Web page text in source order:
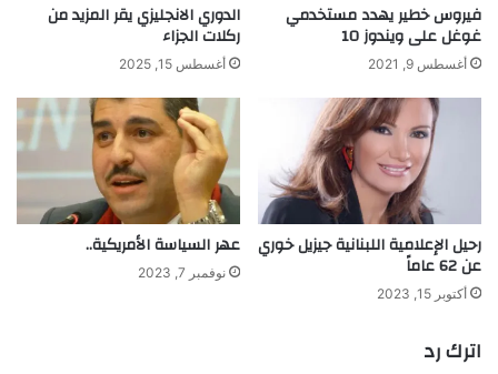
فيروس خطير يهدد مستخدمي
غوغل على ويندوز 10
أغسطس 9, 2021
الدوري الانجليزي يقر المزيد من
ركلات الجزاء
أغسطس 15, 2025
رحيل الإعلامية اللبنانية جيزيل خوري
عن 62 عاماً
أكتوبر 15, 2023
عهر السياسة الأمريكية..
نوفمبر 7, 2023
اترك رد